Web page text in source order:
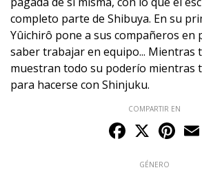
completo parte de Shibuya. En su
Yûichirô pone a sus compañeros en
saber trabajar en equipo... Mientras
muestran todo su poderío mientras
para hacerse con Shinjuku.
COMPARTIR EN
Facebook
X
GÉNERO